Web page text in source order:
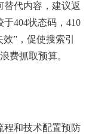
替代内容，建议返
404状态码，410
”，促使搜索引
费抓取预算。
程和技术配置预防